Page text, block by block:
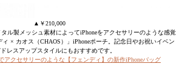
▲￥210,000
ル製メッシュ素材によってiPhoneをアクセサリーのような感覚
× カオス（CHAOS）」iPhoneポーチ。記念日やお祝いイベン
ドレスアップスタイルにもおすすめです。
アクセサリーのような【フェンディ】の新作iPhoneバッグ